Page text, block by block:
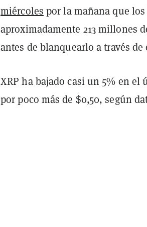
miércoles por la mañana que
aproximadamente 213 millones
antes de blanquearlo a través de
XRP ha bajado casi un 5% en
por poco más de $0,50, según